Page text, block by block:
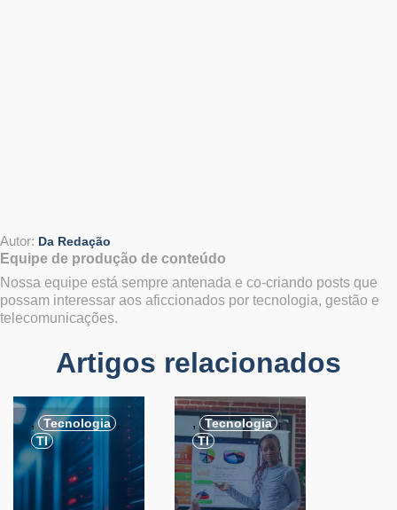
Autor: Da Redação
Equipe de produção de conteúdo
Nossa equipe está sempre antenada e co-criando posts que
possam interessar aos aficcionados por tecnologia, gestão e
telecomunicações.
Artigos relacionados
, Tecnologia ,
TI
, Tecnologia ,
TI